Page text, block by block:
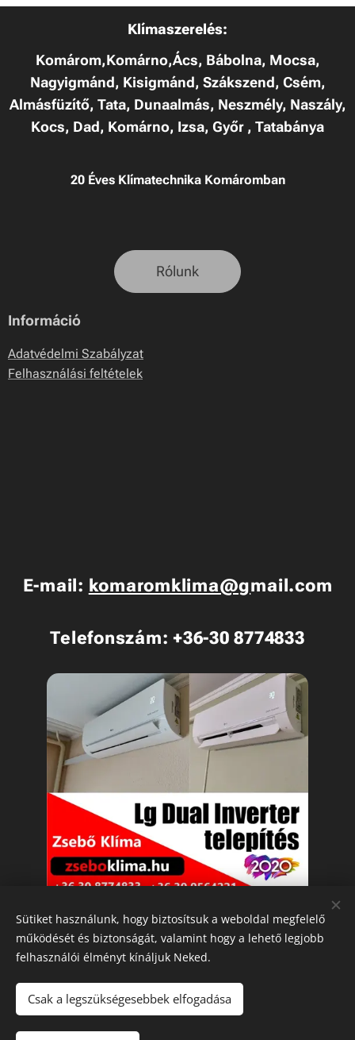
Klímaszerelés:
Komárom,Komárno,Ács, Bábolna, Mocsa,
Nagyigmánd, Kisigmánd, Szákszend, Csém,
Almásfüzítő, Tata, Dunaalmás, Neszmély, Naszály,
Kocs, Dad, Komárno, Izsa, Győr , Tatabánya
20 Éves Klímatechnika Komáromban
Rólunk
Információ
Adatvédelmi Szabályzat
Felhasználási feltételek
E-mail: komaromklima@gmail.com
Telefonszám: +36-30 8774833
Nagyigmánd, Kisigmánd, Szákszend, Csém,
Almásfüzítő, Tata, Dunaalmás, Neszmély, Naszály,
Kocs, Dad, Komárno, Izsa, Győr , Tatabánya
Sütiket használunk, hogy biztosítsuk a weboldal megfelelő
működését és biztonságát, valamint hogy a lehető legjobb
felhasználói élményt kínáljuk Neked.
Csak a legszükségesebbek elfogadása